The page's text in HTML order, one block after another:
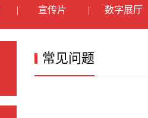
宣传片 数字展厅
常见问题